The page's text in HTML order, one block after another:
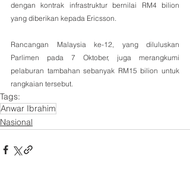
dengan kontrak infrastruktur bernilai RM4 bilion
yang diberikan kepada Ericsson.
Rancangan Malaysia ke-12, yang diluluskan
Parlimen pada 7 Oktober, juga merangkumi
pelaburan tambahan sebanyak RM15 bilion untuk
rangkaian tersebut.
Tags:
Anwar Ibrahim
Nasional